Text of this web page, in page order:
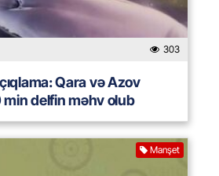
303
Qara və Azov
delfin məhv olub
Manşet